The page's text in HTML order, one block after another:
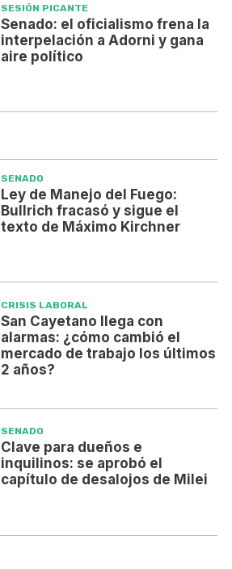
SESIÓN PICANTE
Senado: el oficialismo frena la
interpelación a Adorni y gana
aire político
SENADO
Ley de Manejo del Fuego:
Bullrich fracasó y sigue el
texto de Máximo Kirchner
CRISIS LABORAL
San Cayetano llega con
alarmas: ¿cómo cambió el
mercado de trabajo los últimos
2 años?
SENADO
Clave para dueños e
inquilinos: se aprobó el
capítulo de desalojos de Milei